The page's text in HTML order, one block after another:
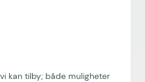
kan tilby; både muligheter